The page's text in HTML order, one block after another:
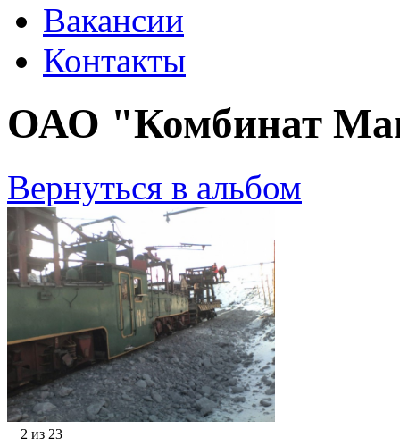
Вакансии
Контакты
ОАО "Комбинат
Вернуться в альбом
2 из 23